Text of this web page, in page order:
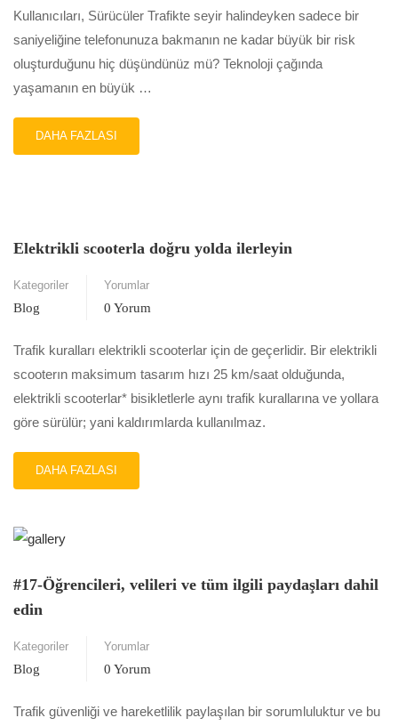
Kullanıcıları, Sürücüler Trafikte seyir halindeyken sadece bir
saniyeliğine telefonunuza bakmanın ne kadar büyük bir risk
oluşturduğunu hiç düşündünüz mü? Teknoloji çağında
yaşamanın en büyük …
READ
MORE
AKILLI
KULLANIMI
VE
DIKKAT
DAHA FAZLASI
Elektrikli scooterla doğru yolda ilerleyin
Kategoriler
Blog
Yorumlar
0 Yorum
Trafik kuralları elektrikli scooterlar için de geçerlidir. Bir elektrikli
scooterın maksimum tasarım hızı 25 km/saat olduğunda,
elektrikli scooterlar* bisikletlerle aynı trafik kurallarına ve yollara
göre sürülür; yani kaldırımlarda kullanılmaz.
READ
MORE
SCOOTERLA
YOLDA
ILERLEYIN
DAHA FAZLASI
#17-Öğrencileri, velileri ve tüm ilgili paydaşları dahil
edin
Kategoriler
Blog
Yorumlar
0 Yorum
Trafik güvenliği ve hareketlilik paylaşılan bir sorumluluktur ve bu